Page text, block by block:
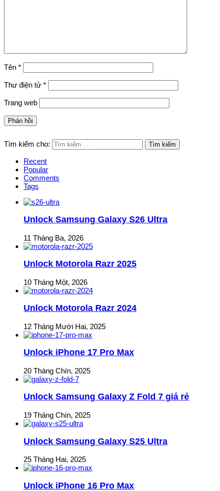
Tên *
Thư điện tử *
Trang web
Tìm kiếm cho:
Recent
Popular
Comments
Tags
Unlock Samsung Galaxy S26 Ultra
11 Tháng Ba, 2026
Unlock Motorola Razr 2025
10 Tháng Một, 2026
Unlock Motorola Razr 2024
12 Tháng Mười Hai, 2025
Unlock iPhone 17 Pro Max
20 Tháng Chín, 2025
Unlock Samsung Galaxy Z Fold 7 giá rẻ
19 Tháng Chín, 2025
Unlock Samsung Galaxy S25 Ultra
25 Tháng Hai, 2025
Unlock iPhone 16 Pro Max